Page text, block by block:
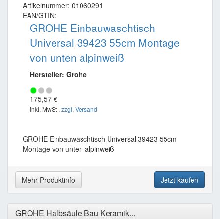
Artikelnummer: 01060291
EAN/GTIN:
GROHE Einbauwaschtisch
Universal 39423 55cm Montage
von unten alpinweiß
Hersteller: Grohe
175,57 €
inkl. MwSt , zzgl. Versand
GROHE Einbauwaschtisch Universal 39423 55cm
Montage von unten alpinweiß
Mehr Produktinfo Jetzt kaufen
GROHE Halbsäule Bau Keramik...